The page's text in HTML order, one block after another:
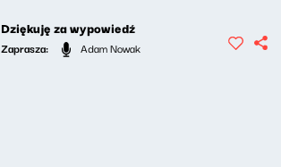
Dziękuję za wypowiedź
Zaprasza: Adam Nowak